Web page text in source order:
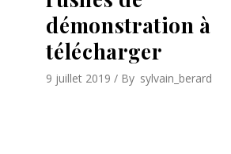
démonstration à
télécharger
9 juillet 2019 By sylvain_berard